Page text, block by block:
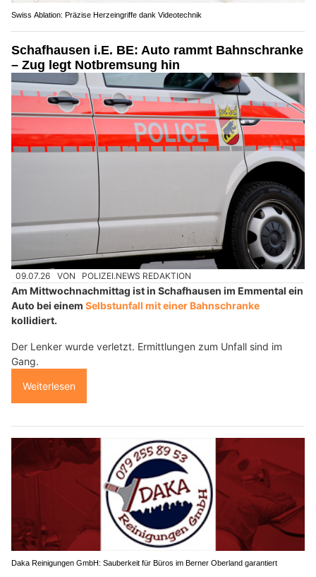
Swiss Ablation: Präzise Herzeingriffe dank Videotechnik
Schafhausen i.E. BE: Auto rammt Bahnschranke
– Zug legt Notbremsung hin
09.07.26 VON POLIZEI.NEWS REDAKTION
Am Mittwochnachmittag ist in Schafhausen im Emmental ein
Auto bei einem Selbstunfall mit einer Bahnschranke
kollidiert.
Der Lenker wurde verletzt. Ermittlungen zum Unfall sind im
Gang.
Weiterlesen
Daka Reinigungen GmbH: Sauberkeit für Büros im Berner Oberland garantiert